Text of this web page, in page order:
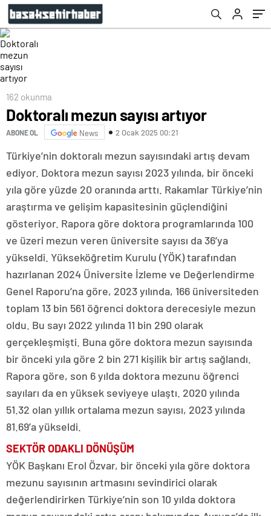
162 okunma
Doktoralı mezun sayısı artıyor
ABONE OL News 2 Ocak 2025 00:21
Türkiye’nin doktoralı mezun sayısındaki artış devam
ediyor. Doktora mezun sayısı 2023 yılında, bir önceki
yıla göre yüzde 20 oranında arttı. Rakamlar Türkiye’nin
araştırma ve gelişim kapasitesinin güçlendiğini
gösteriyor. Rapora göre doktora programlarında 100
ve üzeri mezun veren üniversite sayısı da 36’ya
yükseldi. Yükseköğretim Kurulu (YÖK) tarafından
hazırlanan 2024 Üniversite İzleme ve Değerlendirme
Genel Raporu’na göre, 2023 yılında, 166 üniversiteden
toplam 13 bin 561 öğrenci doktora derecesiyle mezun
oldu. Bu sayı 2022 yılında 11 bin 290 olarak
gerçekleşmişti. Buna göre doktora mezun sayısında
bir önceki yıla göre 2 bin 271 kişilik bir artış sağlandı.
Rapora göre, son 6 yılda doktora mezunu öğrenci
sayıları da en yüksek seviyeye ulaştı. 2020 yılında
51.32 olan yıllık ortalama mezun sayısı, 2023 yılında
81.69’a yükseldi.
SEKTÖR ODAKLI DÖNÜŞÜM
YÖK Başkanı Erol Özvar, bir önceki yıla göre doktora
mezunu sayısının artmasını sevindirici olarak
değerlendirirken Türkiye’nin son 10 yılda doktora